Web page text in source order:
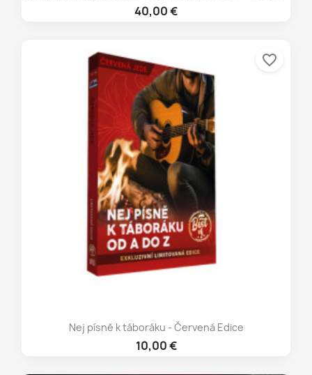
40,00 €
Nej písně k táboráku - Červená Edice
10,00 €
favorite_border